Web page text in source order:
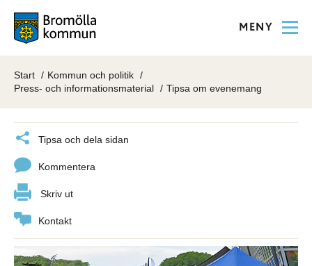
MENY
Start
Kommun och politik
Press- och informationsmaterial
Tipsa om evenemang
Tipsa och dela sidan
Kommentera
Skriv ut
Kontakt